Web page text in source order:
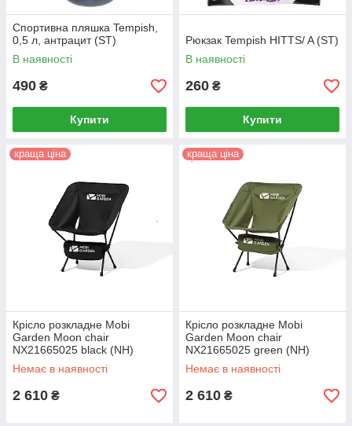
Спортивна пляшка Tempish,
0,5 л, антрацит (ST)
В наявності
490 ₴
Купити
Рюкзак Tempish HITTS/ A (ST)
В наявності
260 ₴
Купити
краща ціна
Крісло розкладне Mobi
Garden Moon chair
NX21665025 black (NH)
Немає в наявності
2 610 ₴
краща ціна
Крісло розкладне Mobi
Garden Moon chair
NX21665025 green (NH)
Немає в наявності
2 610 ₴